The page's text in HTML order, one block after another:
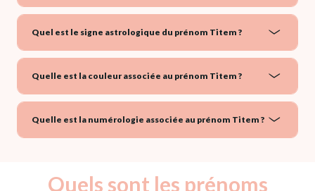
Quel est le signe astrologique du prénom Titem ?
Quelle est la couleur associée au prénom Titem ?
Quelle est la numérologie associée au prénom Titem ?
Quels sont les prénoms